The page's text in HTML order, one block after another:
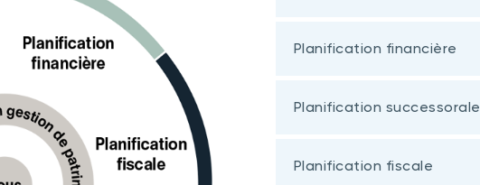
Planification financière
Planification successorale
Planification fiscale